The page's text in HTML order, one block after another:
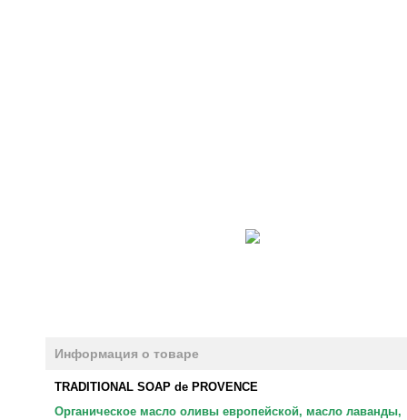
Информация о товаре
TRADITIONAL SOAP de PROVENCE
Органическое масло оливы европейской, масло лаванды,